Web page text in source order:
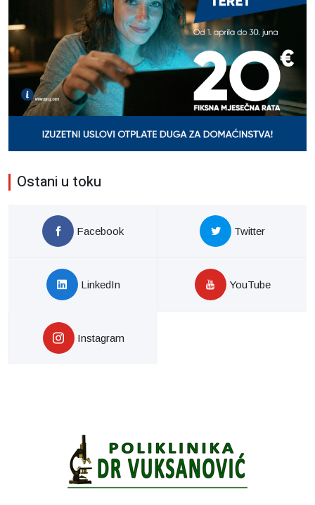
Ostani u toku
Facebook Twitter
LinkedIn YouTube
Instagram